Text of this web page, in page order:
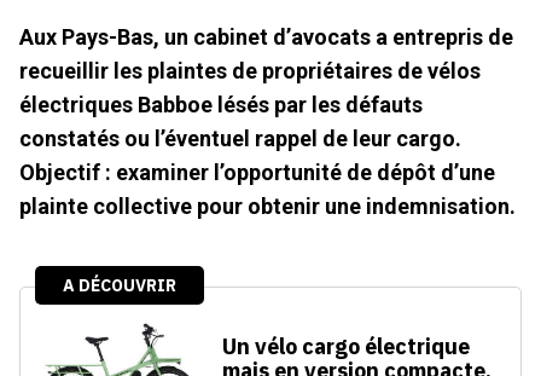
Aux Pays-Bas, un cabinet d’avocats a entrepris de
recueillir les plaintes de propriétaires de vélos
électriques Babboe lésés par les défauts
constatés ou l’éventuel rappel de leur cargo.
Objectif : examiner l’opportunité de dépôt d’une
plainte collective pour obtenir une indemnisation.